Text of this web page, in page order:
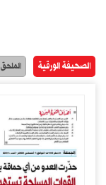
الصحيفة الورقية الملحق